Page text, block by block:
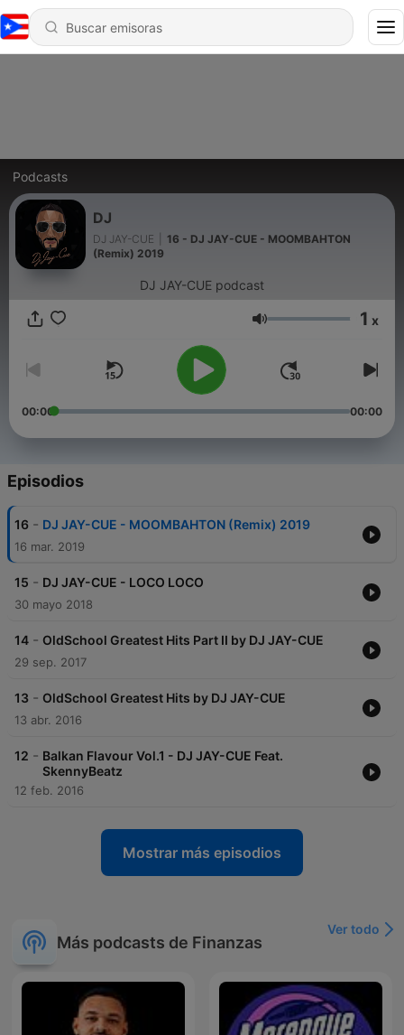
Podcasts
DJ
DJ JAY-CUE
16 - DJ JAY-CUE - MOOMBAHTON
(Remix) 2019
DJ JAY-CUE podcast
Volumen 1 x
00:00 00:00
Episodios
16 - DJ JAY-CUE - MOOMBAHTON (Remix) 2019
16 mar. 2019
15 - DJ JAY-CUE - LOCO LOCO
30 mayo 2018
14 - OldSchool Greatest Hits Part II by DJ JAY-CUE
29 sep. 2017
13 - OldSchool Greatest Hits by DJ JAY-CUE
13 abr. 2016
12 - Balkan Flavour Vol.1 - DJ JAY-CUE Feat.
SkennyBeatz
12 feb. 2016
Mostrar más episodios
Más podcasts de Finanzas
Ver todo